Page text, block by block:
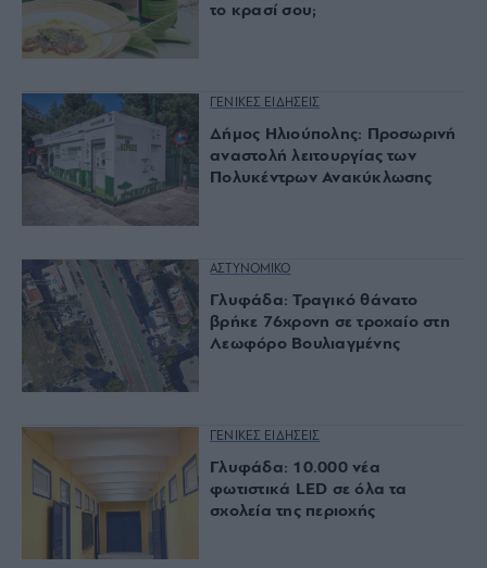
το κρασί σου;
ΓΕΝΙΚΕΣ ΕΙΔΗΣΕΙΣ
Δήμος Ηλιούπολης: Προσωρινή
αναστολή λειτουργίας των
Πολυκέντρων Ανακύκλωσης
ΑΣΤΥΝΟΜΙΚΟ
Γλυφάδα: Τραγικό θάνατο
βρήκε 76χρονη σε τροχαίο στη
Λεωφόρο Βουλιαγμένης
ΓΕΝΙΚΕΣ ΕΙΔΗΣΕΙΣ
Γλυφάδα: 10.000 νέα
φωτιστικά LED σε όλα τα
σχολεία της περιοχής